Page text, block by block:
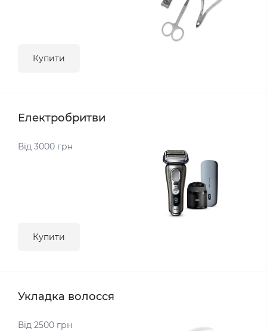
Купити
Електробритви
Від 3000 грн
Купити
Укладка волосся
Від 2500 грн